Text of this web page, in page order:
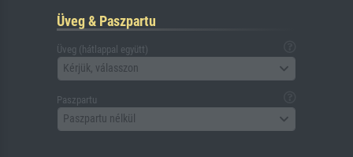
Üveg & Paszpartu
Üveg (hátlappal együtt)
Kérjük, válasszon
Paszpartu
Paszpartu nélkül